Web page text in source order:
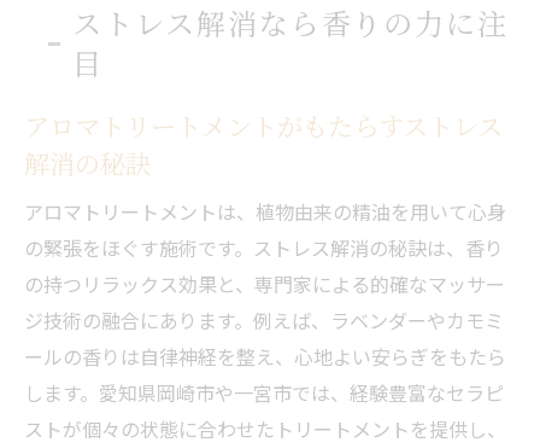
ストレス解消なら香りの力に注
目
アロマトリートメントがもたらすストレス
解消の秘訣
アロマトリートメントは、植物由来の精油を用いて心身
の緊張をほぐす施術です。ストレス解消の秘訣は、香り
の持つリラックス効果と、専門家による的確なマッサー
ジ技術の融合にあります。例えば、ラベンダーやカモミ
ールの香りは自律神経を整え、心地よい安らぎをもたら
します。愛知県岡崎市や一宮市では、経験豊富なセラピ
ストが個々の状態に合わせたトリートメントを提供し、